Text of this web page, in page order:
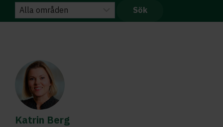
Katrin Berg